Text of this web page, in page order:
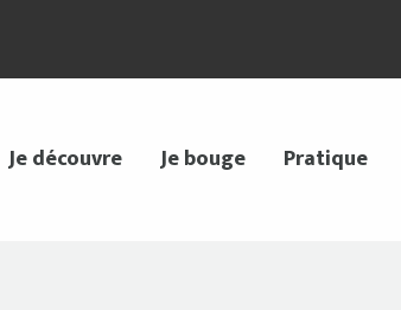
Je découvre Je bouge Pratique